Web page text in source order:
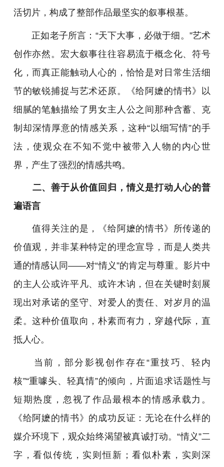
活切片，构成了整部作品最坚实的叙事根基。
正如老子所言：“天下大事，必做于细。”艺术
创作亦然。宏大叙事往往容易流于概念化、符号
化，而真正能触动人心的，恰恰是对日常生活细
节的敏锐捕捉与艺术还原。《给阿嬷的情书》以
细腻的笔触描绘了男女主人公之间那种含蓄、克
制却深情厚意的情感关系，这种“以细写情”的手
法，使观众在不知不觉中被带入人物的内心世
界，产生了强烈的情感共鸣。
二、善于从价值回归，情义是打动人心的普
遍语言
值得关注的是，《给阿嬷的情书》所传递的
价值观，并非某种特定的理念宣导，而是人类共
通的情感认同——对“情义”的肯定与尊重。影片中
的主人公或许平凡、或许木讷，但在关键时刻展
现出对承诺的坚守、对爱人的责任、对岁月的温
柔。这种价值取向，朴素而有力，穿越代际，直
抵人心。
当前，部分影视创作存在“重技巧、轻内
核”“重噱头、轻真情”的倾向，片面追求话题性与
短期热度，忽视了作品最根本的情感承载力。
《给阿嬷的情书》的成功反证：无论在什么样的
媒介环境下，观众始终渴望被真诚打动。“情义”二
字，看似传统，实则恒新；看似朴素，实则深